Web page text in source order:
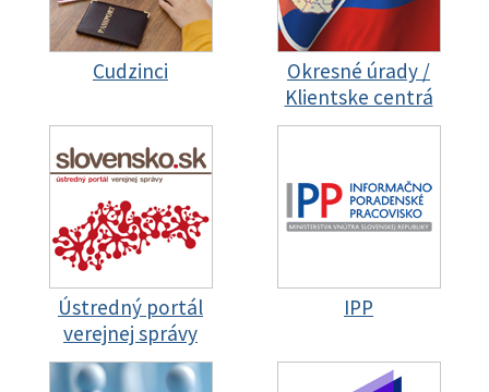
Cudzinci
Okresné úrady /
Klientske centrá
Ústredný portál
verejnej správy
IPP